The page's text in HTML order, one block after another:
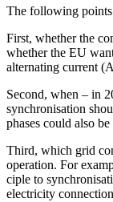
The following
First, whether the
whether the EU
alternating current
Second, when – in
synchronisation
phases could also
Third, which grid
operation. For
ciple to
electricity